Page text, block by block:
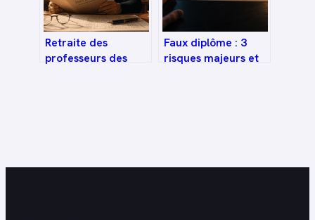
Retraite des
professeurs des
Faux diplôme : 3
risques majeurs et